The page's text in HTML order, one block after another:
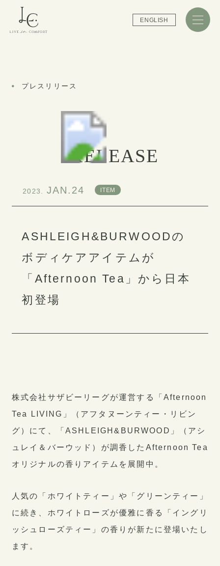
ENGLISH
各部署紹介
社員インタビュー
制度・福利厚生
公式アカウント
プレスリリース
RELEASE
2023. JAN.24 ITEM
ASHLEIGH&BURWOODの
ボディケアアイテムが
「Afternoon Tea」から日本
初登場
株式会社サザビーリーグが運営する「Afternoon
Tea LIVING」（アフタヌーンティー・リビン
グ）にて、「ASHLEIGH&BURWOOD」（アシ
ュレイ＆バーウッド）が調香したAfternoon Tea
オリジナルの香りアイテムを展開中。
人気の「ホワイトティー」や「グリーンティー」
に続き、ホワイトローズが優雅に香る「イングリ
ッシュローズティー」の香りが新たに登場いたし
ます。